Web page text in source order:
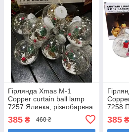
Гірлянда Xmas M-1
Copper curtain ball lamp
7257 Ялинка, різнобарвна
385 ₴ 460 ₴
7258
385₴